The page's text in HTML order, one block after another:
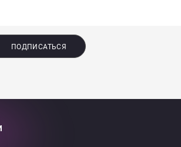
ПОДПИСАТЬСЯ